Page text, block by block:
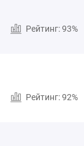
Рейтинг: 93%
Рейтинг: 92%